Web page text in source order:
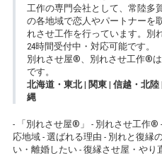
工作の専門会社として、常陸多
の各地域で恋人やパートナーを
れさせ工作を行っています。別
24時間受付中・対応可能です。
別れさせ屋®、別れさせ工作®は
です。
北海道・東北| 関東| 信越・北陸|
縄
- 「別れさせ屋® 」 - 別れさせ工作® -
応地域 - 選ばれる理由 - 別れと復縁
い・離婚したい - 復縁させ屋・やり